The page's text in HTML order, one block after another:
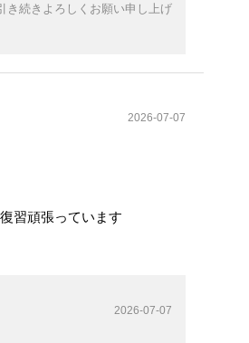
き続きよろしくお願い申し上げ
2026-07-07
習頑張っています
2026-07-07